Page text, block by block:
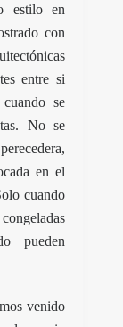
estilo en
con
entre si
se
No se
en el
cuando
pueden
venido